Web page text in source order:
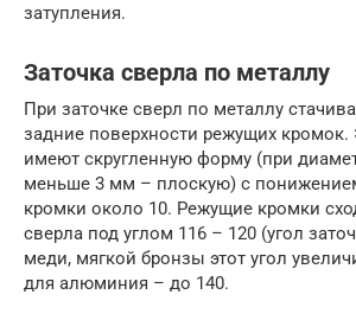
затупления.
Заточка сверла по металлу
При заточке сверл по металлу
задние поверхности режущих кромок.
имеют скругленную форму (при
меньше 3 мм – плоскую) с
кромки около 10. Режущие кромки
сверла под углом 116 – 120 (угол
меди, мягкой бронзы этот угол
для алюминия – до 140.